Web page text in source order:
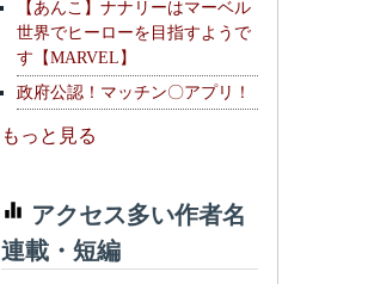
【あんこ】ナナリーはマーベル
世界でヒーローを目指すようで
す【MARVEL】
政府公認！マッチン〇アプリ！
もっと見る
アクセス多い作者名
連載・短編